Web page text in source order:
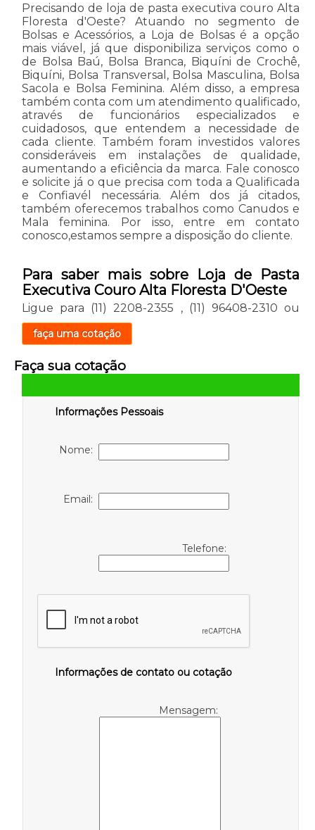
Precisando de loja de pasta executiva couro Alta
Floresta d'Oeste? Atuando no segmento de
Bolsas e Acessórios, a Loja de Bolsas é a opção
mais viável, já que disponibiliza serviços como o
de Bolsa Baú, Bolsa Branca, Biquíni de Crochê,
Biquíni, Bolsa Transversal, Bolsa Masculina, Bolsa
Sacola e Bolsa Feminina. Além disso, a empresa
também conta com um atendimento qualificado,
através de funcionários especializados e
cuidadosos, que entendem a necessidade de
cada cliente. Também foram investidos valores
consideráveis em instalações de qualidade,
aumentando a eficiência da marca. Fale conosco
e solicite já o que precisa com toda a Qualificada
e Confiavél necessária. Além dos já citados,
também oferecemos trabalhos como Canudos e
Mala feminina. Por isso, entre em contato
conosco,estamos sempre a disposição do cliente.
Para saber mais sobre Loja de Pasta
Executiva Couro Alta Floresta D'Oeste
Ligue para (11) 2208-2355 , (11) 96408-2310 ou
faça uma cotação
Faça sua cotação
Informações Pessoais
Nome:
Email:
Telefone:
Informações de contato ou cotação
Mensagem: